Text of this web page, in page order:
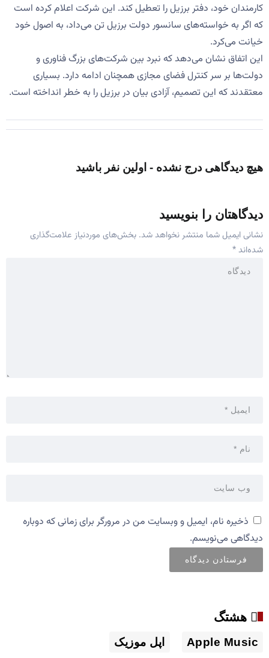
کارمندان خود، دفتر برزیل را تعطیل کند. این شرکت اعلام کرده است
که اگر به خواسته‌های سانسور دولت برزیل تن می‌داد، به اصول خود
خیانت می‌کرد.
این اتفاق نشان می‌دهد که نبرد بین شرکت‌های بزرگ فناوری و
دولت‌ها بر سر کنترل فضای مجازی همچنان ادامه دارد. بسیاری
معتقدند که این تصمیم، آزادی بیان در برزیل را به خطر انداخته است.
هیچ دیدگاهی درج نشده - اولین نفر باشید
دیدگاهتان را بنویسید
نشانی ایمیل شما منتشر نخواهد شد. بخش‌های موردنیاز علامت‌گذاری
شده‌اند*
ذخیره نام، ایمیل و وبسایت من در مرورگر برای زمانی که دوباره
دیدگاهی می‌نویسم.
هشتگ
Apple Music اپل موزیک